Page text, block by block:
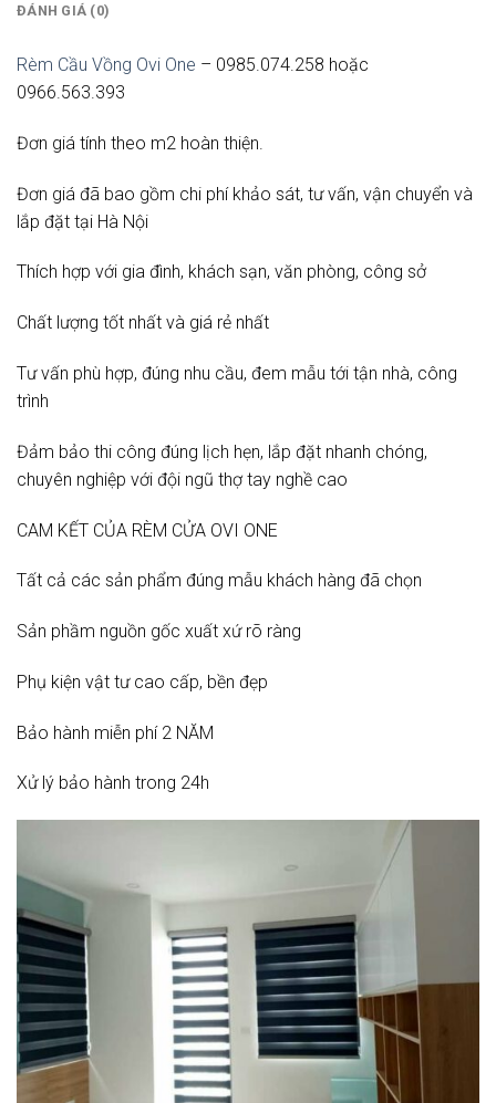
ĐÁNH GIÁ (0)
Rèm Cầu Vồng Ovi One – 0985.074.258 hoặc
0966.563.393
Đơn giá tính theo m2 hoàn thiện.
Đơn giá đã bao gồm chi phí khảo sát, tư vấn, vận chuyển và
lắp đặt tại Hà Nội
Thích hợp với gia đình, khách sạn, văn phòng, công sở
Chất lượng tốt nhất và giá rẻ nhất
Tư vấn phù hợp, đúng nhu cầu, đem mẫu tới tận nhà, công
trình
Đảm bảo thi công đúng lịch hẹn, lắp đặt nhanh chóng,
chuyên nghiệp với đội ngũ thợ tay nghề cao
CAM KẾT CỦA RÈM CỬA OVI ONE
Tất cả các sản phẩm đúng mẫu khách hàng đã chọn
Sản phầm nguồn gốc xuất xứ rõ ràng
Phụ kiện vật tư cao cấp, bền đẹp
Bảo hành miễn phí 2 NĂM
Xử lý bảo hành trong 24h